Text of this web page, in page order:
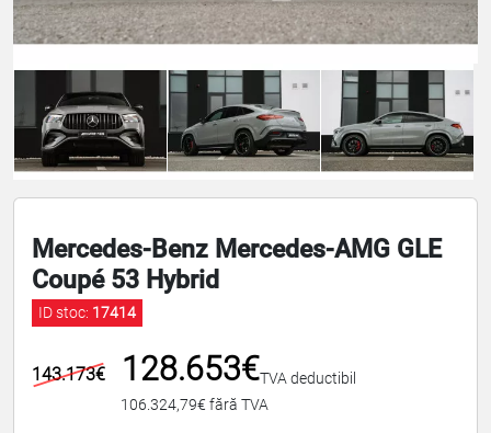
Mercedes-Benz Mercedes-AMG GLE
Coupé 53 Hybrid
ID stoc: 17414
143.173€ 128.653€TVA deductibil
106.324,79€ fără TVA